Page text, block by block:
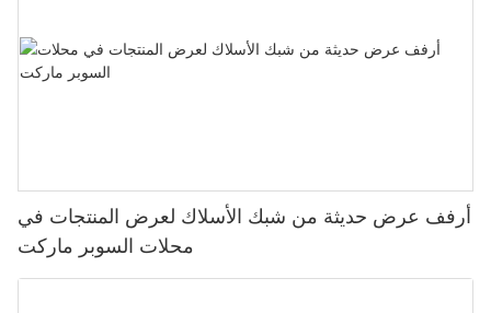
أرفف عرض حديثة من شبك الأسلاك لعرض المنتجات في
محلات السوبر ماركت